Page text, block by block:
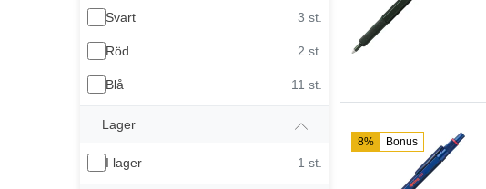
Svart 3 st.
Röd 2 st.
Blå 11 st.
Lager
I lager 1 st.
8% Bonus